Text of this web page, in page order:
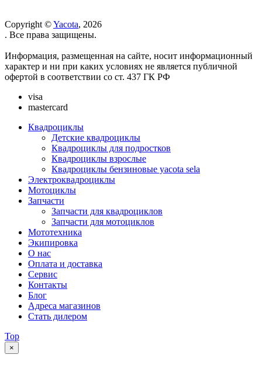
Copyright ©Yacota, 2026
. Все права защищены.
Информация, размещенная на сайте, носит информационный
характер и ни при каких условиях не является публичной
офертой в соответствии со ст. 437 ГК РФ
visa
mastercard
Квадроциклы
Детские квадроциклы
Квадроциклы для подростков
Квадроциклы взрослые
Квадроциклы бензиновые yacota sela
Электроквадроциклы
Мотоциклы
Запчасти
Запчасти для квадроциклов
Запчасти для мотоциклов
Мототехника
Экипировка
О нас
Оплата и доставка
Сервис
Контакты
Блог
Адреса магазинов
Стать дилером
Top
×